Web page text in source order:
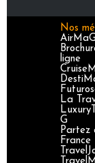
Nos
ligne
La
G
Partez
France